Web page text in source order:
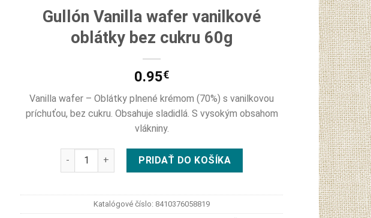
Gullón Vanilla wafer vanilkové
oblátky bez cukru 60g
0.95€
Vanilla wafer – Oblátky plnené krémom (70%) s vanilkovou
príchuťou, bez cukru. Obsahuje sladidlá. S vysokým obsahom
vlákniny.
množstvo Gullón Vanilla wafer vanilkové oblátky bez cukru 60g
PRIDAŤ DO KOŠÍKA
Katalógové číslo: 8410376058819